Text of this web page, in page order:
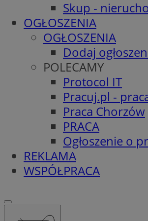
Skup -
OGŁOSZENIA
OGŁOSZENIA
Dodaj
POLECAMY
Protocol IT
Pracuj.pl -
Praca Chorzów
PRACA
Ogłoszenie o
REKLAMA
WSPÓŁPRACA